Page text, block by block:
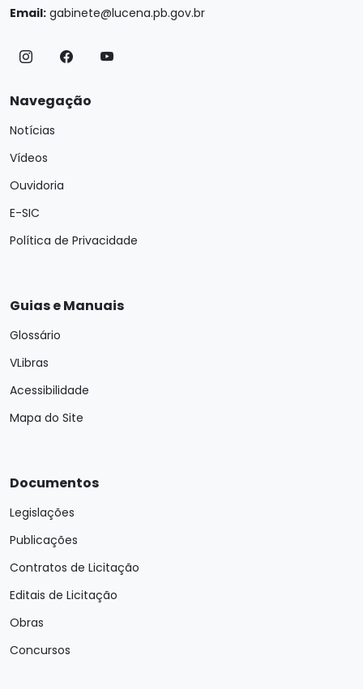
Email: gabinete@lucena.pb.gov.br
Navegação
Notícias
Vídeos
Ouvidoria
E-SIC
Política de Privacidade
Guias e Manuais
Glossário
VLibras
Acessibilidade
Mapa do Site
Documentos
Legislações
Publicações
Contratos de Licitação
Editais de Licitação
Obras
Concursos